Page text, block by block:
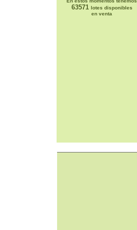
63571 lotes disponibles
en venta